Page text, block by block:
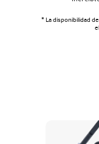
* La disponibilidad